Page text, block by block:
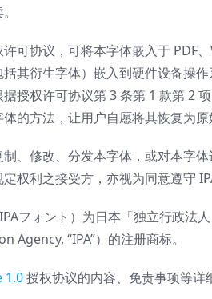
可协议，可将本字体嵌入于 PDF
括其衍生字体）嵌入到硬件设备操
授权许可协议第 3 条第 1 款第 2
的方法，让用户自愿将其恢复为原
、修改、分发本字体，或对本字
权利之接受方，亦视为同意遵守
フォント）为日本「独立行政
“IPA”）的注册商标。
1.0授权协议的内容、免责事项等详